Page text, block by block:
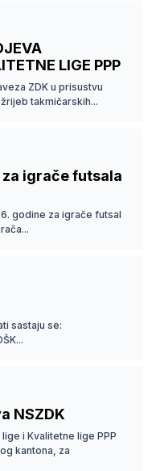
LIGE PPP
ZDK u prisustvu
takmičarskih...
igrače futsala
godine za igrače futsal
sastaju se:
NSZDK
i Kvalitetne lige PPP
kantona, za